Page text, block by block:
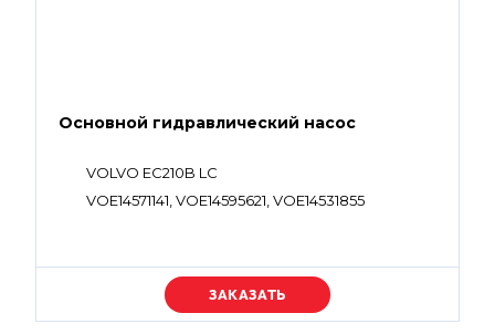
Основной гидравлический насос
VOLVO EC210B LC
VOE14571141, VOE14595621, VOE14531855
Уточняйте цену